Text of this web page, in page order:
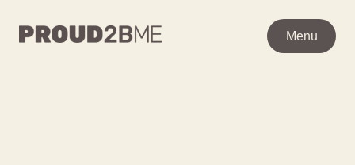
Menu
Menu
WAAR BEN JE NAAR OP